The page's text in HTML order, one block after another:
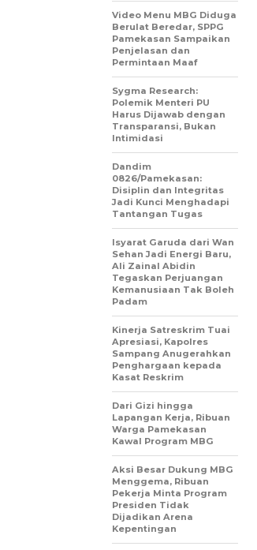
‎Video Menu MBG Diduga
Berulat Beredar, SPPG
Pamekasan Sampaikan
Penjelasan dan
Permintaan Maaf
Sygma Research:
Polemik Menteri PU
Harus Dijawab dengan
Transparansi, Bukan
Intimidasi
‎Dandim
0826/Pamekasan:
Disiplin dan Integritas
Jadi Kunci Menghadapi
Tantangan Tugas
‎Isyarat Garuda dari Wan
Sehan Jadi Energi Baru,
Ali Zainal Abidin
Tegaskan Perjuangan
Kemanusiaan Tak Boleh
Padam
Kinerja Satreskrim Tuai
Apresiasi, Kapolres
Sampang Anugerahkan
Penghargaan kepada
Kasat Reskrim
Dari Gizi hingga
Lapangan Kerja, Ribuan
Warga Pamekasan
Kawal Program MBG
Aksi Besar Dukung MBG
Menggema, Ribuan
Pekerja Minta Program
Presiden Tidak
Dijadikan Arena
Kepentingan